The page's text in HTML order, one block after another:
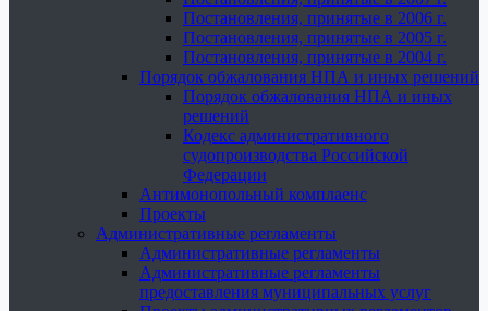
Постановления, принятые в 2006 г.
Постановления, принятые в 2005 г.
Постановления, принятые в 2004 г.
Порядок обжалования НПА и иных решений
Порядок обжалования НПА и иных
решений
Кодекс административного
судопроизводства Российской
Федерации
Антимонопольный комплаенс
Проекты
Административные регламенты
Административные регламенты
Административные регламенты
предоставления муниципальных услуг